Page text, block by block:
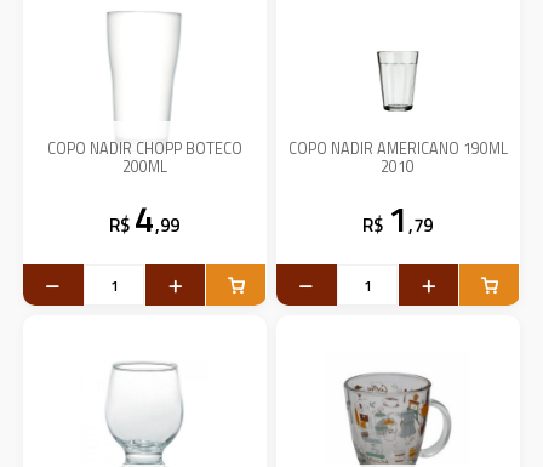
COPO NADIR CHOPP BOTECO
200ML
R$ 4,99
COPO NADIR AMERICANO 190ML
2010
R$ 1,79